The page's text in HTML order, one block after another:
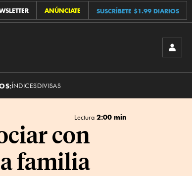
ANÚNCIATE SUSCRÍBETE $1.99 DIARIOS
ÍNDICESDIVISAS
Lectura 2:00 min
con
familia